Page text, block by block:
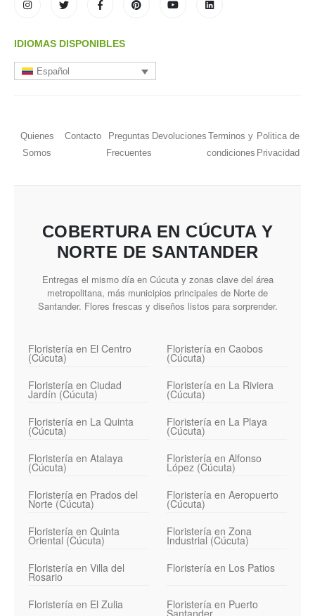
IDIOMAS DISPONIBLES
Español
Quienes
Somos
Contacto
Preguntas
Frecuentes
Devoluciones Terminos y
condiciones
Politica de
Privacidad
COBERTURA EN CÚCUTA Y
NORTE DE SANTANDER
Entregas el mismo día en Cúcuta y zonas clave del área
metropolitana, más municipios principales de Norte de
Santander. Flores frescas y diseños listos para sorprender.
Floristería en El Centro
(Cúcuta)
Floristería en Caobos
(Cúcuta)
Floristería en Ciudad
Jardín (Cúcuta)
Floristería en La Riviera
(Cúcuta)
Floristería en La Quinta
(Cúcuta)
Floristería en La Playa
(Cúcuta)
Floristería en Atalaya
(Cúcuta)
Floristería en Alfonso
López (Cúcuta)
Floristería en Prados del
Norte (Cúcuta)
Floristería en Aeropuerto
(Cúcuta)
Floristería en Quinta
Oriental (Cúcuta)
Floristería en Zona
Industrial (Cúcuta)
Floristería en Villa del
Rosario
Floristería en Los Patios
Floristería en El Zulia Floristería en Puerto
Santander